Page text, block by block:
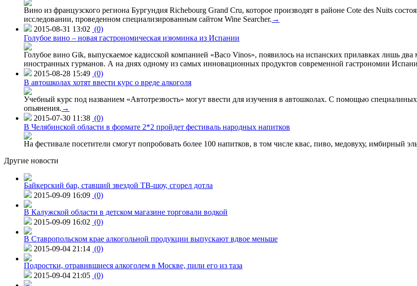
Вино из французского региона Бургундия Richebourg Grand Cru, которое производят в районе Cote des Nuits
исследовании, проведенном специализированным сайтом Wine Searcher. →
2015-08-31 13:02 (0)
Голубое вино – новая гастрономическая изюминка из Испании
Голубое вино Gïk, выпускаемое кадисской компанией «Baco Vinos», появилось на испанских прилавках лишь
иностранных гурманов. А на днях одному из самых инновационных продуктов современной гастрономии
2015-08-28 15:49 (0)
В автошколах хотят ввести курс о вреде алкоголя
Учебный курс под названием «Автотрезвость» могут ввести для изучения в автошколах. С помощью
опьянения. →
2015-07-30 11:38 (0)
В Челябинской области в формате 2*2 пройдет фестиваль народных напитков
На фестивале посетители смогут попробовать более 100 напитков, в том числе квас, пиво, медовуху, имбирный
Другие новости
Байкерский бар, ставший звездой ТВ-шоу, сгорел дотла
2015-09-09 16:09 (0)
В Калужской области в детском магазине торговали водкой
2015-09-09 16:02 (0)
В Ставропольском крае алкогольной продукции выпускают вдвое меньше
2015-09-04 21:14 (0)
Подростки, отравившиеся алкоголем в Москве, пили его из таза
2015-09-04 21:05 (0)